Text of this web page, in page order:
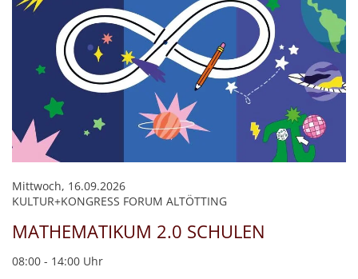
Mittwoch, 16.09.2026
KULTUR+KONGRESS FORUM ALTÖTTING
MATHEMATIKUM 2.0 SCHULEN
08:00 - 14:00 Uhr